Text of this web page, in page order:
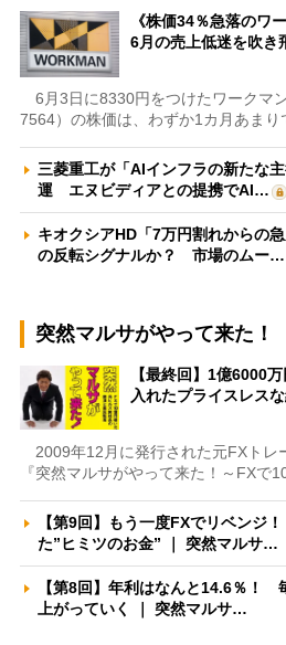
《株価34％急落のワ
6月の売上低迷を吹
6月3日に8330円をつけたワークマ
7564）の株価は、わずか1カ月あま
三菱重工が「AIインフラの新たな
運 エヌビディアとの提携でAI…
キオクシアHD「7万円割れからの
の反転シグナルか？ 市場のムー…
突然マルサがやって来た！
【最終回】1億6000
入れたプライスレス
2009年12月に発行された元FXトレ
『突然マルサがやって来た！～FXで
【第9回】もう一度FXでリベンジ
た”ヒミツのお金” ｜ 突然マルサ…
【第8回】年利はなんと14.6％！
上がっていく ｜ 突然マルサ…